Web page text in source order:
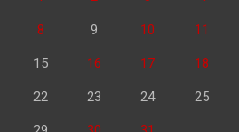
8 9 10 11
15 16 17 18
22 23 24 25